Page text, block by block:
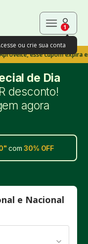
1
ou crie sua conta
esse cupom expira em
de Dia
desconto!
agora
" com30% OFF
e Nacional